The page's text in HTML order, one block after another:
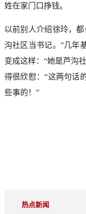
姓在家门口挣钱。
以前别人介绍徐玲，
沟社区当书记。”几年
变成这样：“她是芦沟
得很欣慰：“这两句话
些事的！”
热点新闻